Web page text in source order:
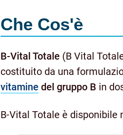
Che Cos'è
B-Vital Totale (B Vital
costituito da una
vitamine del gruppo B in
B-Vital Totale è disponibile